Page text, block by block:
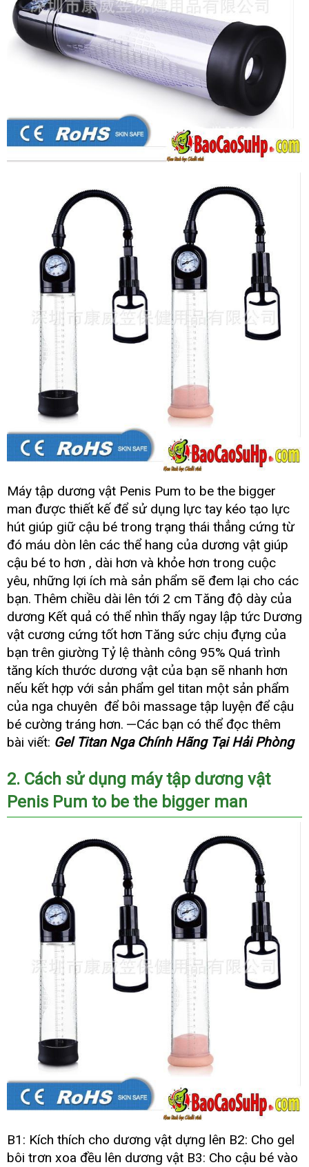
Máy tập dương vật Penis Pum to be the bigger
man tiết
kiệm
được thiết kế nhanh
nhất
để sử dụng lực tay kéo tạo lực
hút giúp giữ cậu bé trong trạng thái thẳng cứng từ
đó máu dòn lên sản
xuất
các thể hang chiết
khấu
của dương vật giúp
cậu bé to hơn đấu
giá
, dài hơn an
toàn
và khỏe hơn trong cuộc
yêuhàng
nhái
, bỏ
sỉ
những lợi ích hướng
dẫn
mà sản phẩm bỏ
sỉ
sẽ đem lại cho lắp
đặt
các
bạn. đánh
giá
Thêm chiều dài lên tới 2 cm Tăng độ dày thanh
lý
của
dương Kết quả mini
có thể nhìn thấy ngay lập tức Dương
vật cương cứng tốt hơn Tăng sức chịu đựng phụ
kiện
của
bạn trên giường Tỷ lệ thành công 95% Quá trình
tăng kích thước dương vật đặt
mua
của bạn xuất
khẩu
sẽ nhanh hơn
nếu kết hợp hướng
dẫn
với sản phẩm gel titan một sản phẩm
của nga chuyên kiểm
tra
để bôi massage tập luyện thương
hiệu
để cậu
bé cường tráng hơn. —Các bạn khách
hàng
có thể đọc thêm
bài viết: Gel Titan Nga Chính Hãng Tại Hải Phòng
2nổi
tiếng
. Cách sử dụng máy tập dương vật
Penis Pum to be the bigger man
B1: Kích thích cho dương vật dựng lên B2: Cho gel
bôi trơn xoa đều lên dương vật B3: Cho cậu bé vào